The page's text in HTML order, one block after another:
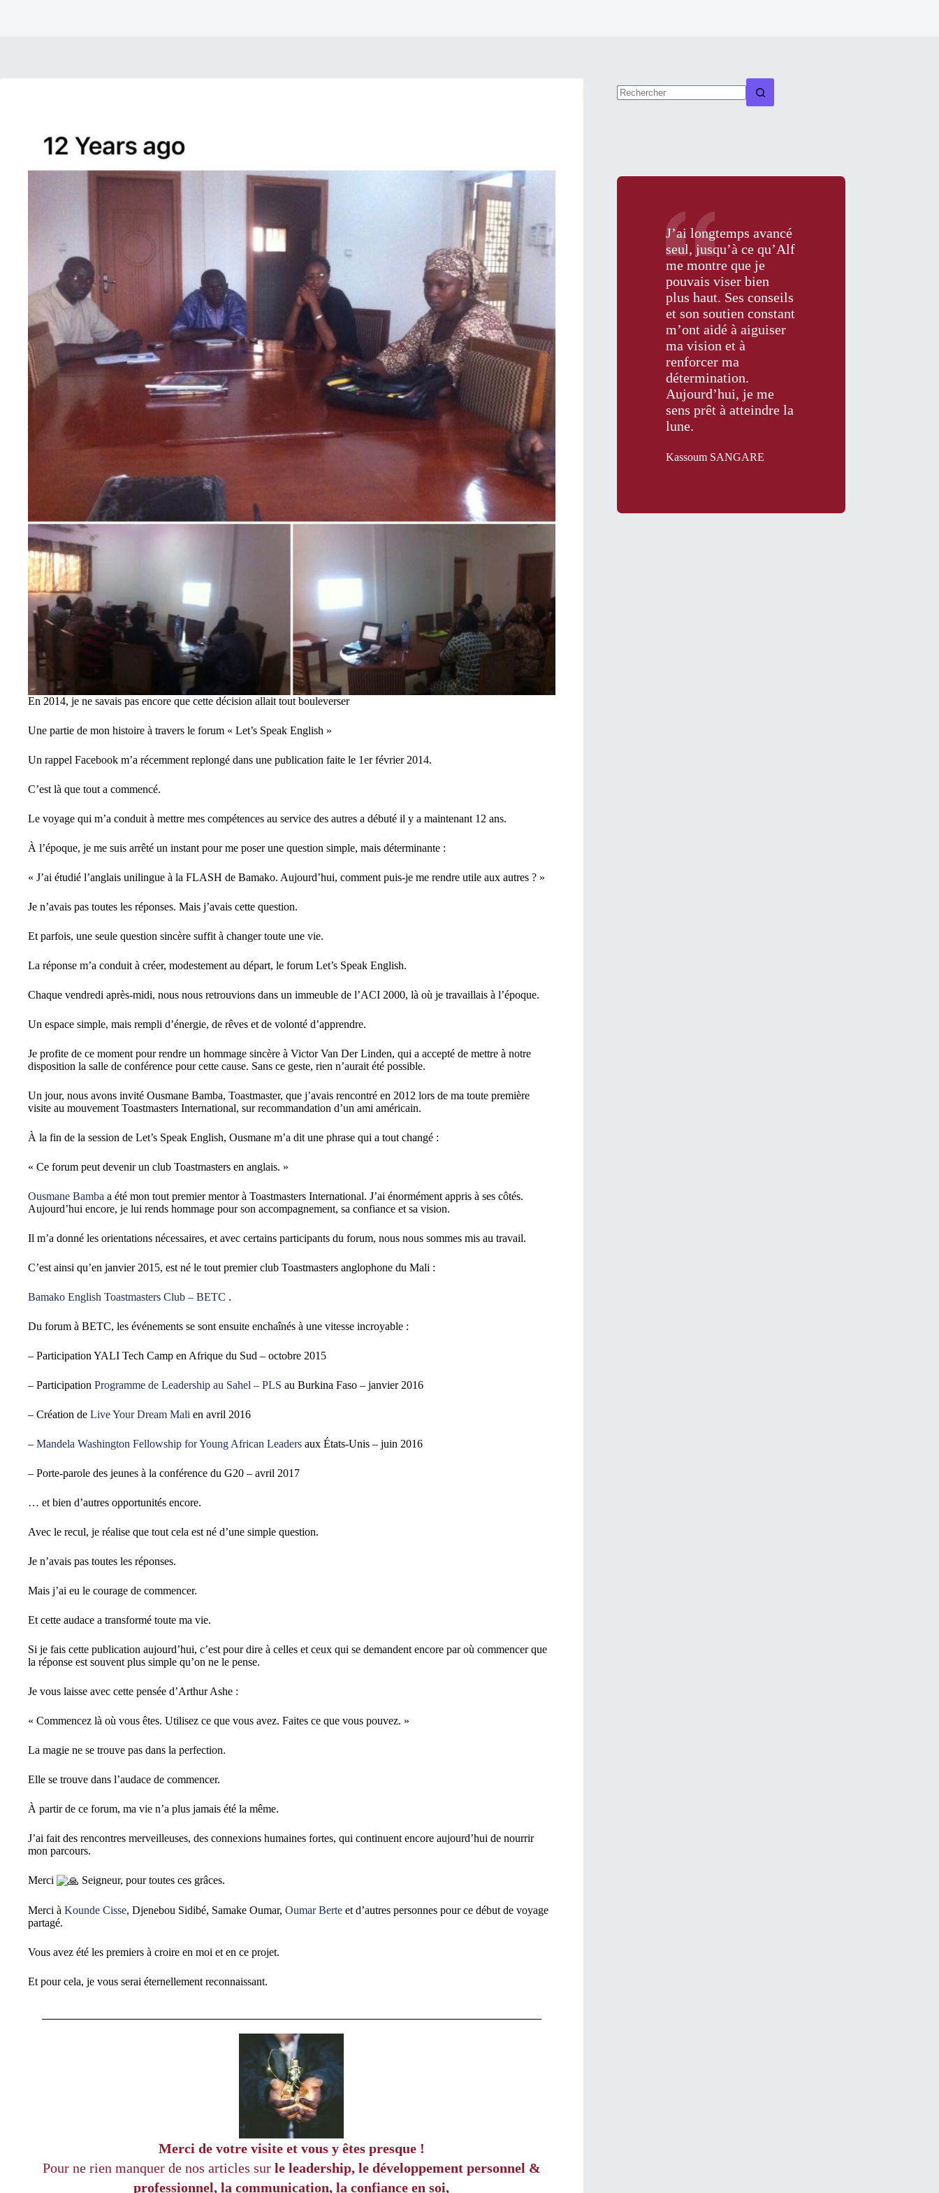
En 2014, je ne savais pas encore que cette décision allait tout bouleverser
Une partie de mon histoire à travers le forum « Let’s Speak English »
Un rappel Facebook m’a récemment replongé dans une publication faite le 1er février 2014.
C’est là que tout a commencé.
Le voyage qui m’a conduit à mettre mes compétences au service des autres a débuté il y a maintenant 12 ans.
À l’époque, je me suis arrêté un instant pour me poser une question simple, mais déterminante :
« J’ai étudié l’anglais unilingue à la FLASH de Bamako. Aujourd’hui, comment puis-je me rendre utile aux autres ? »
Je n’avais pas toutes les réponses. Mais j’avais cette question.
Et parfois, une seule question sincère suffit à changer toute une vie.
La réponse m’a conduit à créer, modestement au départ, le forum Let’s Speak English.
Chaque vendredi après-midi, nous nous retrouvions dans un immeuble de l’ACI 2000, là où je travaillais à l’époque.
Un espace simple, mais rempli d’énergie, de rêves et de volonté d’apprendre.
Je profite de ce moment pour rendre un hommage sincère à Victor Van Der Linden, qui a accepté de mettre à notre
disposition la salle de conférence pour cette cause. Sans ce geste, rien n’aurait été possible.
Un jour, nous avons invité Ousmane Bamba, Toastmaster, que j’avais rencontré en 2012 lors de ma toute première
visite au mouvement Toastmasters International, sur recommandation d’un ami américain.
À la fin de la session de Let’s Speak English, Ousmane m’a dit une phrase qui a tout changé :
« Ce forum peut devenir un club Toastmasters en anglais. »
Ousmane Bamba a été mon tout premier mentor à Toastmasters International. J’ai énormément appris à ses côtés.
Aujourd’hui encore, je lui rends hommage pour son accompagnement, sa confiance et sa vision.
Il m’a donné les orientations nécessaires, et avec certains participants du forum, nous nous sommes mis au travail.
C’est ainsi qu’en janvier 2015, est né le tout premier club Toastmasters anglophone du Mali :
Bamako English Toastmasters Club – BETC .
Du forum à BETC, les événements se sont ensuite enchaînés à une vitesse incroyable :
– Participation YALI Tech Camp en Afrique du Sud – octobre 2015
– Participation Programme de Leadership au Sahel – PLS au Burkina Faso – janvier 2016
– Création de Live Your Dream Mali en avril 2016
– Mandela Washington Fellowship for Young African Leaders aux États-Unis – juin 2016
– Porte-parole des jeunes à la conférence du G20 – avril 2017
… et bien d’autres opportunités encore.
Avec le recul, je réalise que tout cela est né d’une simple question.
Je n’avais pas toutes les réponses.
Mais j’ai eu le courage de commencer.
Et cette audace a transformé toute ma vie.
Si je fais cette publication aujourd’hui, c’est pour dire à celles et ceux qui se demandent encore par où commencer que
la réponse est souvent plus simple qu’on ne le pense.
Je vous laisse avec cette pensée d’Arthur Ashe :
« Commencez là où vous êtes. Utilisez ce que vous avez. Faites ce que vous pouvez. »
La magie ne se trouve pas dans la perfection.
Elle se trouve dans l’audace de commencer.
À partir de ce forum, ma vie n’a plus jamais été la même.
J’ai fait des rencontres merveilleuses, des connexions humaines fortes, qui continuent encore aujourd’hui de nourrir
mon parcours.
Merci Seigneur, pour toutes ces grâces.
Merci à Kounde Cisse, Djenebou Sidibé, Samake Oumar, Oumar Berte et d’autres personnes pour ce début de voyage
partagé.
Vous avez été les premiers à croire en moi et en ce projet.
Et pour cela, je vous serai éternellement reconnaissant.
Merci de votre visite et vous y êtes presque !
Pour ne rien manquer de nos articles surle leadership, le développement personnel &
professionnel, la communication, la confiance en soi,
J’ai longtemps avancé
seul, jusqu’à ce qu’Alf
me montre que je
pouvais viser bien
plus haut. Ses conseils
et son soutien constant
m’ont aidé à aiguiser
ma vision et à
renforcer ma
détermination.
Aujourd’hui, je me
sens prêt à atteindre la
lune.
Kassoum SANGARE